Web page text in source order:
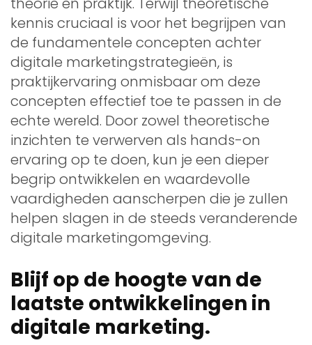
kennis cruciaal is voor het begrijpen van
de fundamentele concepten achter
digitale marketingstrategieën, is
praktijkervaring onmisbaar om deze
concepten effectief toe te passen in de
echte wereld. Door zowel theoretische
inzichten te verwerven als hands-on
ervaring op te doen, kun je een dieper
begrip ontwikkelen en waardevolle
vaardigheden aanscherpen die je zullen
helpen slagen in de steeds veranderende
digitale marketingomgeving.
Blijf op de hoogte van de
laatste ontwikkelingen in
digitale marketing.